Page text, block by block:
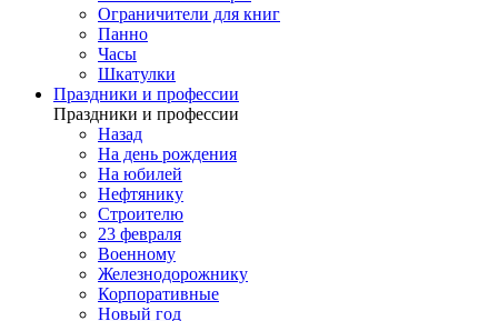
Ограничители для книг
Панно
Часы
Шкатулки
Праздники и профессии
Праздники и профессии
Назад
На день рождения
На юбилей
Нефтянику
Строителю
23 февраля
Военному
Железнодорожнику
Корпоративные
Новый год